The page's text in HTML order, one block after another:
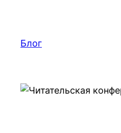
содержимому
Блог